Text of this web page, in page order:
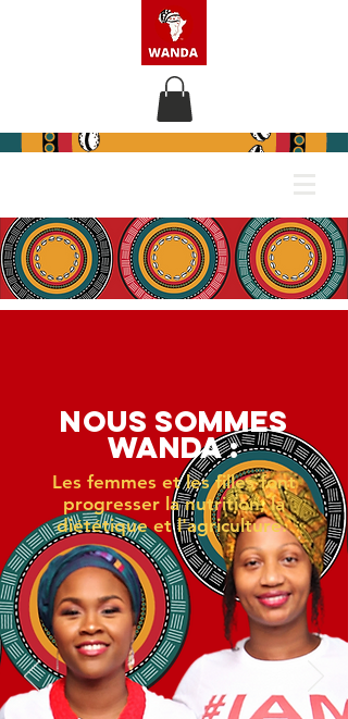
NOUS SOMMES
WANDA :
Les femmes et les filles font
progresser la nutrition, la
diététique et l'agriculture.